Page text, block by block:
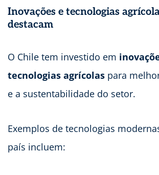
Inovações e tecnologias
destacam
O Chile tem investido em
tecnologias agrícolas para
e a sustentabilidade do setor.
Exemplos de tecnologias
país incluem: